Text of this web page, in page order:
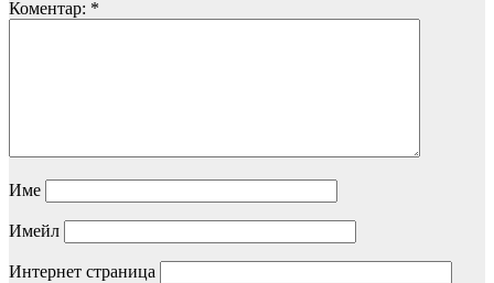
Коментар: *
Име
Имейл
Интернет страница